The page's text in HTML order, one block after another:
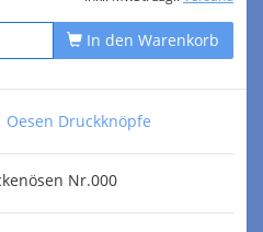
In den Warenkorb
Oesen Druckknöpfe